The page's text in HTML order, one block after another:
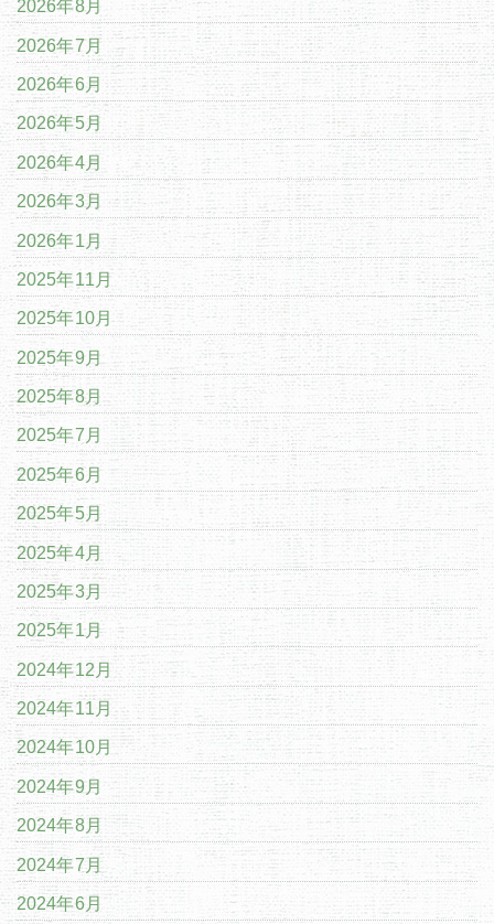
2026年8月
2026年7月
2026年6月
2026年5月
2026年4月
2026年3月
2026年1月
2025年11月
2025年10月
2025年9月
2025年8月
2025年7月
2025年6月
2025年5月
2025年4月
2025年3月
2025年1月
2024年12月
2024年11月
2024年10月
2024年9月
2024年8月
2024年7月
2024年6月